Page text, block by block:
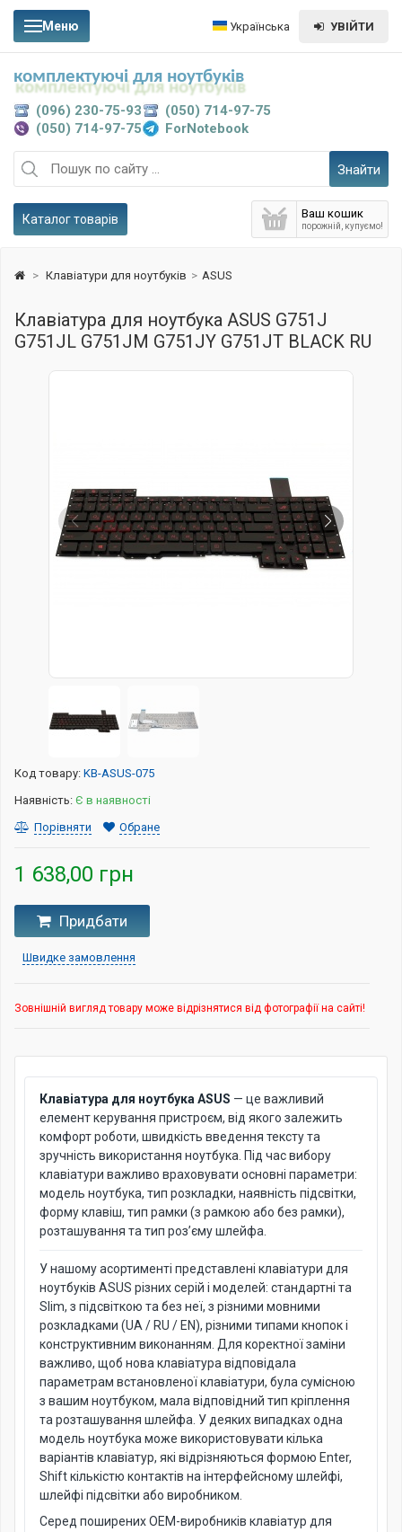
Меню Українська УВІЙТИ
Знайти
Ваш кошик
порожній, купуємо!
Каталог товарів
(096) 230-75-93
(050) 714-97-75
(050) 714-97-75
ForNotebook
комплектуючі для ноутбуків
> Клавіатури для ноутбуків > ASUS
Клавіатура для ноутбука ASUS G751J
G751JL G751JM G751JY G751JT BLACK RU
Код товару: KB-ASUS-075
Наявність: Є в наявності
Порівняти
Обране
1 638,00 грн
Придбати
Швидке замовлення
Зовнішній вигляд товару може відрізнятися від фотографії на сайті!
Клавіатура для ноутбука ASUS — це важливий
елемент керування пристроєм, від якого залежить
комфорт роботи, швидкість введення тексту та
зручність використання ноутбука. Під час вибору
клавіатури важливо враховувати основні параметри:
модель ноутбука, тип розкладки, наявність підсвітки,
форму клавіш, тип рамки (з рамкою або без рамки),
розташування та тип роз’єму шлейфа.
У нашому асортименті представлені клавіатури для
ноутбуків ASUS різних серій і моделей: стандартні та
Slim, з підсвіткою та без неї, з різними мовними
розкладками (UA / RU / EN), різними типами кнопок і
конструктивним виконанням. Для коректної заміни
важливо, щоб нова клавіатура відповідала
параметрам встановленої клавіатури, була сумісною
з вашим ноутбуком, мала відповідний тип кріплення
та розташування шлейфа. У деяких випадках одна
модель ноутбука може використовувати кілька
варіантів клавіатур, які відрізняються формою Enter,
Shift кількістю контактів на інтерфейсному шлейфі,
шлейфі підсвітки або виробником.
Серед поширених OEM-виробників клавіатур для